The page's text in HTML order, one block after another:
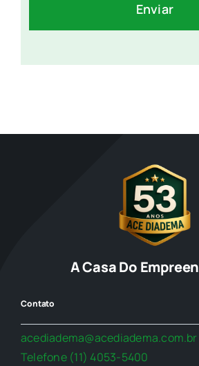
Enviar
A Casa Do
Contato
acediadema@acediadema.com.br
Telefone (11) 4053-5400